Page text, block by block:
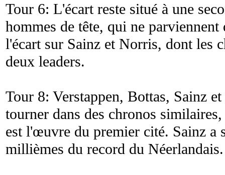
Tour 6: L'écart reste situé à une
hommes de tête, qui ne parviennent
l'écart sur Sainz et Norris, dont les
deux leaders.
Tour 8: Verstappen, Bottas, Sainz
tourner dans des chronos
est l'œuvre du premier cité. Sainz a
millièmes du record du Néerlandais.